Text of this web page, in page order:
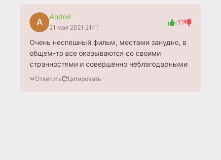
A
Andrei
21 мая 2021 21:11
-11
Очень неспешный фильм, местами занудно, в
общем-то все оказываются со своими
странностями и совершенно неблагодарными
Ответить Цитировать